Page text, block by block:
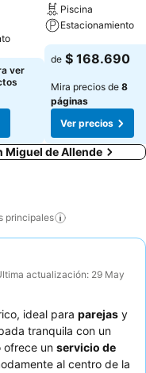
ver
Piscina
Estacionamiento
de $ 168.690
Mira precios de 8
páginas
Ver precios
Miguel de Allende
principales
actualización: 29 May
ideal para parejas y
tranquila con un
ofrece un servicio de
al centro de la